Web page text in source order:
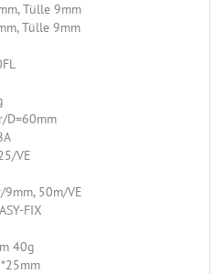
Tülle 9mm
Tülle 9mm
D=60mm
VE
50m/VE
FIX
40g